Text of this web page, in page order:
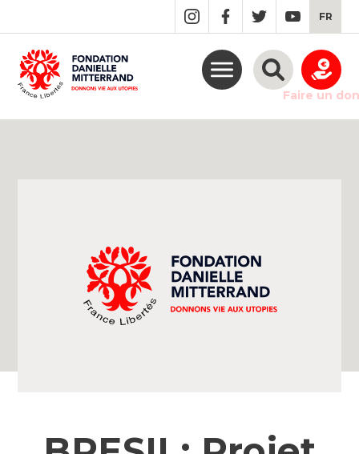
MAIN
CONTENT
FR
Faire un don